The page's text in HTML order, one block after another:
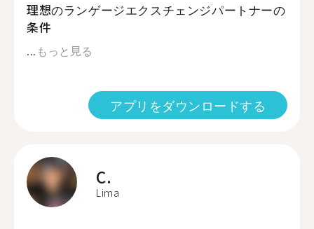
理想のランゲージエクスチェンジパートナーの
条件
... もっと見る
アプリをダウンロードする
C.
Lima